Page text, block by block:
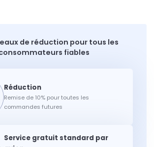
de réduction pour tous les
fiables
Remise de 10% pour toutes les
commandes futures